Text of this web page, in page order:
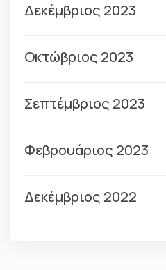
Δεκέμβριος 2023
Οκτώβριος 2023
Σεπτέμβριος 2023
Φεβρουάριος 2023
Δεκέμβριος 2022